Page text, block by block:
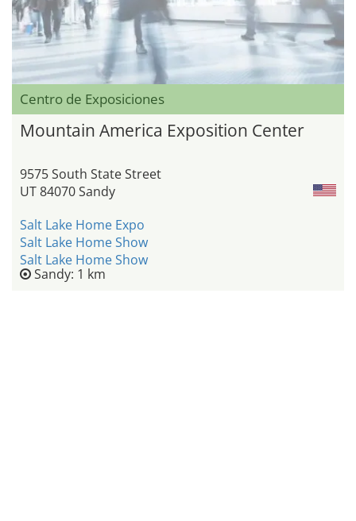
Centro de Exposiciones
Mountain America Exposition Center
9575 South State Street
UT 84070 Sandy
Salt Lake Home Expo
Salt Lake Home Show
Salt Lake Home Show
Sandy: 1 km